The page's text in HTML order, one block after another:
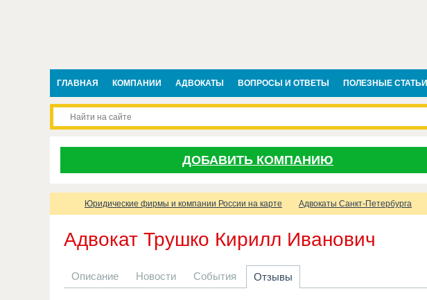
ГЛАВНАЯ КОМПАНИИ АДВОКАТЫ ВОПРОСЫ И ОТВЕТЫ ПОЛЕЗНЫЕ СТАТЬИ
ДОБАВИТЬ КОМПАНИЮ
Юридические фирмы и компании России на карте Адвокаты Санкт-Петербурга
Адвокат Трушко Кирилл Иванович
Описание Новости События Отзывы